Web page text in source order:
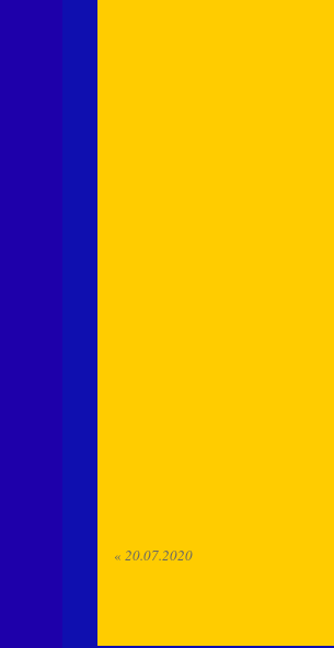
« 20.07.2020